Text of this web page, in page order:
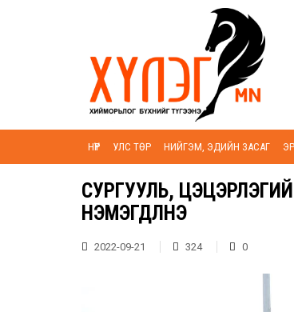
НҮҮР УЛС ТӨР НИЙГЭМ, ЭДИЙН ЗАСАГ
СУРГУУЛЬ,
НЭМЭГДҮҮЛНЭ
2022-09-21 324 0